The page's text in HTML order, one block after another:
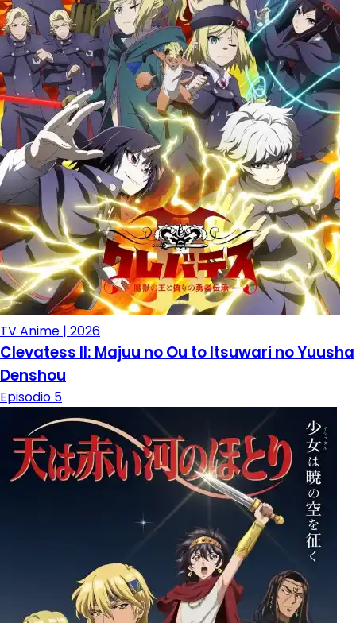
TV Anime | 2026
Clevatess II: Majuu no Ou to Itsuwari no Yuusha
Denshou
Episodio 5